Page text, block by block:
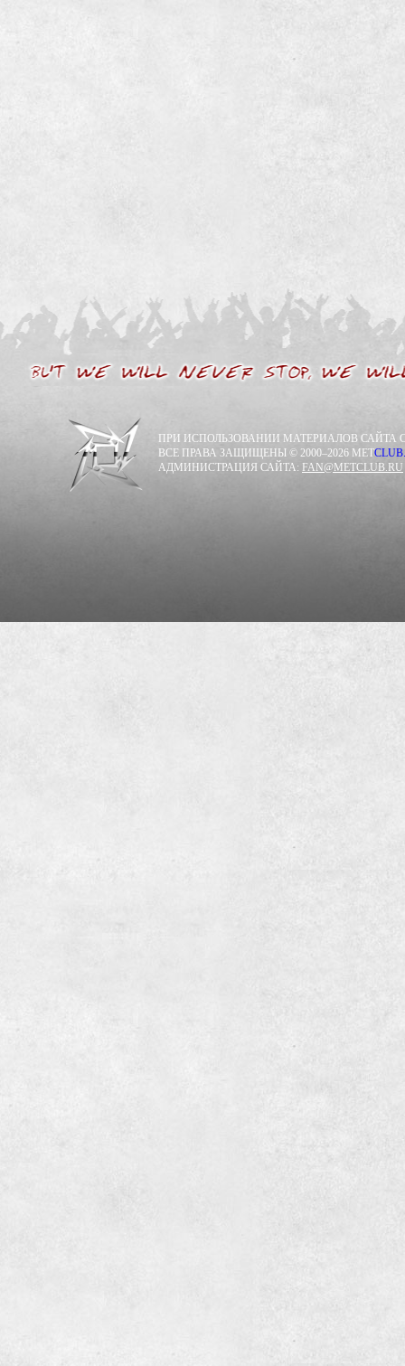
ПРИ ИСПОЛЬЗОВАНИИ МАТЕРИАЛОВ САЙТА
ВСЕ ПРАВА ЗАЩИЩЕНЫ © 2000–2026 METCLUB.
АДМИНИСТРАЦИЯ САЙТА: FAN@METCLUB.RU